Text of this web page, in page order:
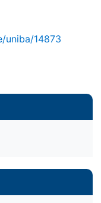
uniba/14873